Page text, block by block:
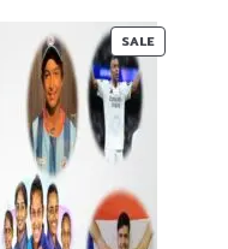
00.
SALE